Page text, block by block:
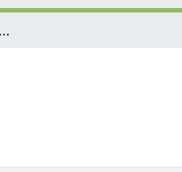
Supernumerary molars. A review of 53 cases